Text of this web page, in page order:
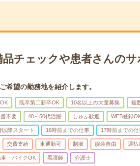
品チェックや患者さんのサ
望の勤務地を紹介します。
既卒第二新卒OK 10名以上の大量募集 複
不要 40～50代活躍 しゅふ歓迎 WEB登録
以降スタート 16時前までの仕事 17時前までの仕
交費支給 車通勤可 制服 服装自由 週払
車・バイクOK 看護師 介護士